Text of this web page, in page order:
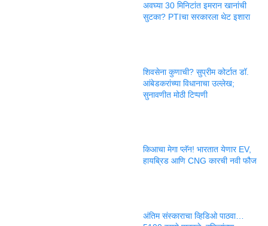
अवघ्या 30 मिनिटांत इमरान खानांची
सुटका? PTIचा सरकारला थेट इशारा
शिवसेना कुणाची? सुप्रीम कोर्टात डॉ.
आंबेडकरांच्या विधानाचा उल्लेख;
सुनावणीत मोठी टिप्पणी
किआचा मेगा प्लॅन! भारतात येणार EV,
हायब्रिड आणि CNG कारची नवी फौज
अंतिम संस्काराचा व्हिडिओ पाठवा…